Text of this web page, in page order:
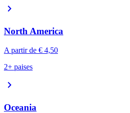
chevron_right
North America
A partir de € 4,50
2+ paises
chevron_right
Oceania